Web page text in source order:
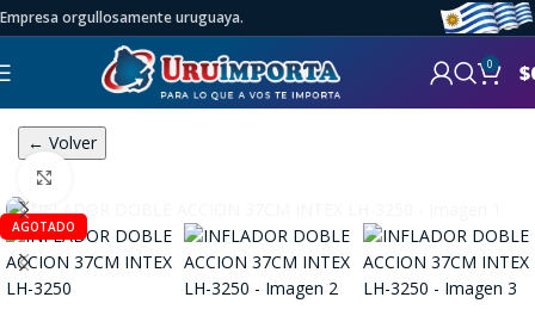
Empresa orgullosamente uruguaya.
0 $
← Volver
AGOTADO